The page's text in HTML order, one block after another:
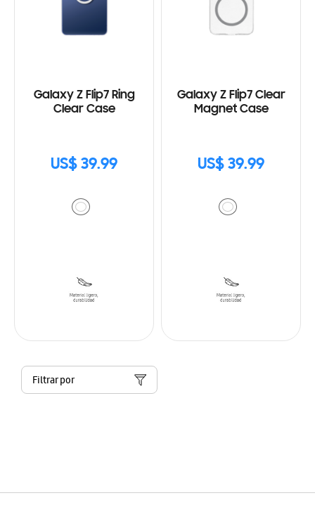
Galaxy Z Flip7 Ring
Clear Case
US$ 39.99
Galaxy Z Flip7 Clear
Magnet Case
US$ 39.99
Filtrar por